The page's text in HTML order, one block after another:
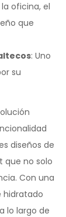
oficina, el
que
: Uno
su
diseños de
que no solo
Con una
hidratado
lo largo de